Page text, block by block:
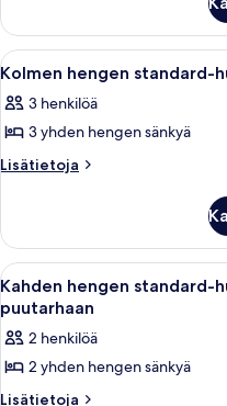
näköala
puutarhaan
kuvat
standard-
huone,
näköala
Avaa
kaikki
huonetyypin
Kolmen
hengen
näköala
uima-
altaalle
kuvat
6
Kolmen hengen standard-
3 henkilöä
3 yhden hengen sänkyä
Lisätietoja
Lisätietoja
standard-
huone,
näköala
uima-
altaalle
Avaa
kaikki
huonetyypin
Kahden
hengen
standard-
6
Kahden hengen standard-
puutarhaan
2 henkilöä
2 yhden hengen sänkyä
Lisätietoja
Lisätietoja